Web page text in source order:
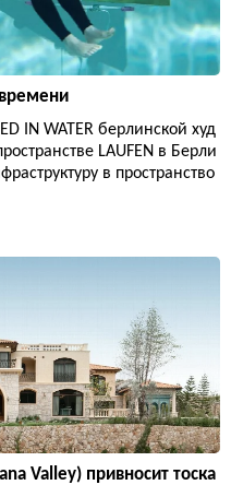
времени
IN WATER берлинской худ
LAUFEN в Берли
в пространство
Valley) привносит тоска